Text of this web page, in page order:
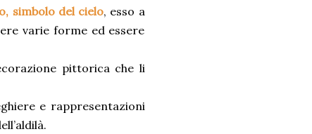
simbolo del cielo, esso a
varie forme ed essere
pittorica che li
e rappresentazioni